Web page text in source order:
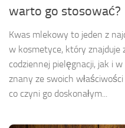
warto go stosować?
Kwas mlekowy to jeden z
w kosmetyce, który znajduje
codziennej pielęgnacji, jak i
znany ze swoich
co czyni go doskonałym...